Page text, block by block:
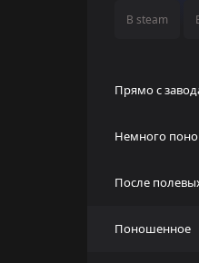
В steam
Прямо с
Немного
После
Поношенное